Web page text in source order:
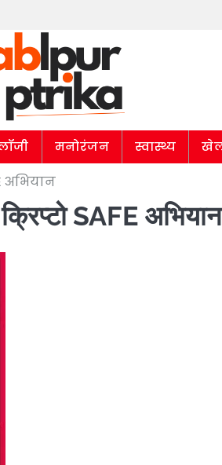
मनोरंजन स्वास्थ्य
अभियान
SAFE अभियान